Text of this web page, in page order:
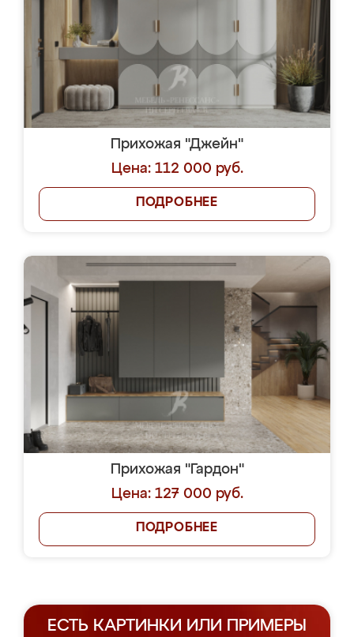
Прихожая "Джейн"
Цена: 112 000 руб.
ПОДРОБНЕЕ
Прихожая "Гардон"
Цена: 127 000 руб.
ПОДРОБНЕЕ
ЕСТЬ КАРТИНКИ ИЛИ ПРИМЕРЫ